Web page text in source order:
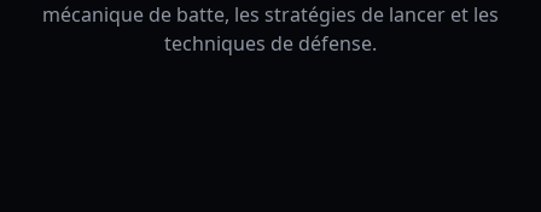
mécanique de batte, les stratégies de lancer et les
techniques de défense.